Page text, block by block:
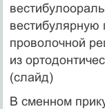
вестибулярную
проволочной
из
(слайд)
В сменном